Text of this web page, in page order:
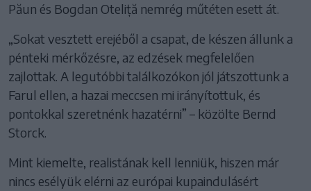
Păun és Bogdan Oteliță nemrég műtéten esett át.
„Sokat vesztett erejéből a csapat, de készen állunk a
pénteki mérkőzésre, az edzések megfelelően
zajlottak. A legutóbbi találkozókon jól játszottunk a
Farul ellen, a hazai meccsen mi irányítottuk, és
pontokkal szeretnénk hazatérni” – közölte Bernd
Storck.
Mint kiemelte, realistának kell lenniük, hiszen már
nincs esélyük elérni az európai kupaindulásért